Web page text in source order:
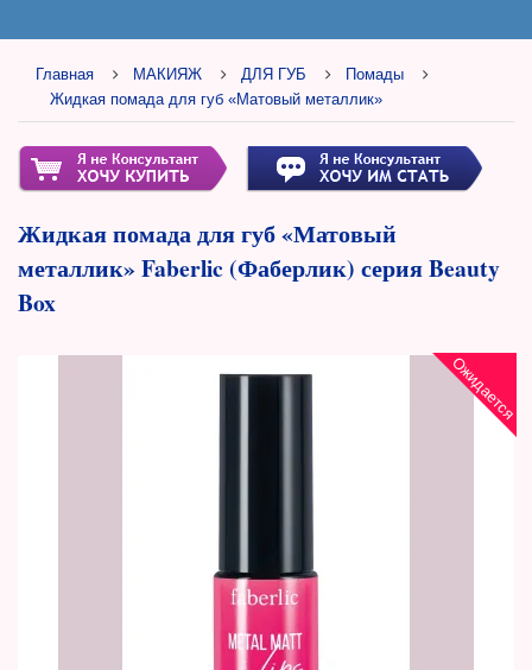
Главная МАКИЯЖ ДЛЯ ГУБ
Помады
Жидкая помада для губ «Матовый металлик»
Жидкая помада для губ «Матовый
металлик» Faberlic (Фаберлик) серия Beauty
Box
Ожидается